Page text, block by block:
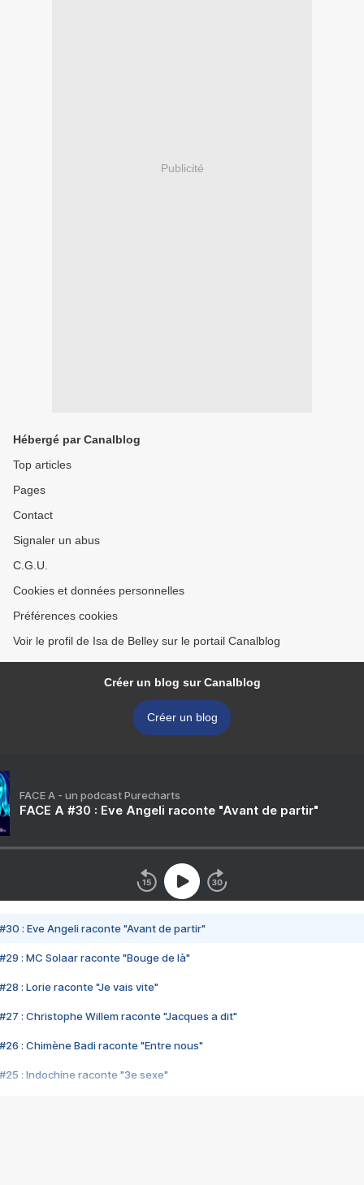
Publicité
Hébergé par Canalblog
Top articles
Pages
Contact
Signaler un abus
C.G.U.
Cookies et données personnelles
Préférences cookies
Voir le profil de Isa de Belley sur le portail Canalblog
Créer un blog sur Canalblog
Créer un blog
FACE A - un podcast Purecharts
FACE A #30 : Eve Angeli raconte "Avant de partir"
#30 : Eve Angeli raconte "Avant de partir"
#29 : MC Solaar raconte "Bouge de là"
#28 : Lorie raconte "Je vais vite"
#27 : Christophe Willem raconte "Jacques a dit"
#26 : Chimène Badi raconte "Entre nous"
#25 : Indochine raconte "3e sexe"